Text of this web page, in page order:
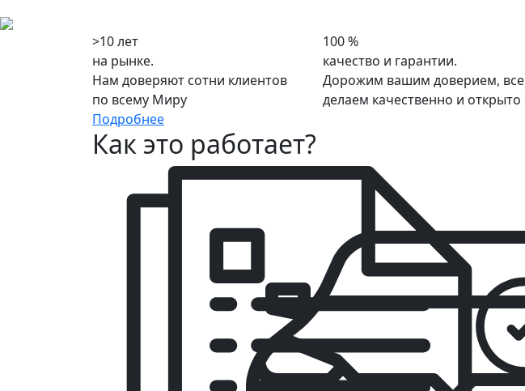
>10 лет
на рынке.
Нам доверяют сотни клиентов
по всему Миру
100 %
качество и гарантии.
Дорожим вашим доверием, все
делаем качественно и открыто
Подробнее
Как это работает?